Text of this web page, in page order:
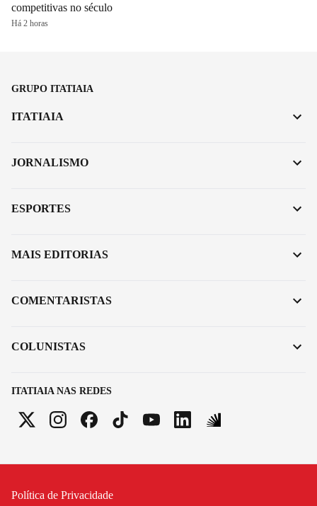
competitivas no século
Há 2 horas
GRUPO ITATIAIA
ITATIAIA NAS REDES
ITATIAIA
JORNALISMO
ESPORTES
MAIS EDITORIAS
COMENTARISTAS
COLUNISTAS
Política de Privacidade